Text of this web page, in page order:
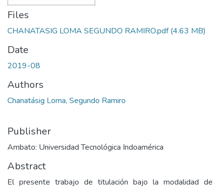
Files
CHANATASIG LOMA SEGUNDO RAMIRO.pdf(4.63 MB)
Date
2019-08
Authors
Chanatásig Loma, Segundo Ramiro
Publisher
Ambato: Universidad Tecnológica Indoamérica
Abstract
El presente trabajo de titulación bajo la modalidad de